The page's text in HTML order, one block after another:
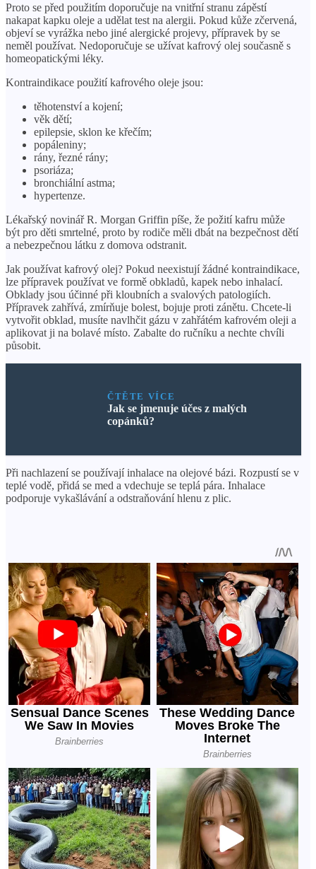
Proto se před použitím doporučuje na vnitřní stranu zápěstí
nakapat kapku oleje a udělat test na alergii. Pokud kůže zčervená,
objeví se vyrážka nebo jiné alergické projevy, přípravek by se
neměl používat. Nedoporučuje se užívat kafrový olej současně s
homeopatickými léky.
Kontraindikace použití kafrového oleje jsou:
těhotenství a kojení;
věk dětí;
epilepsie, sklon ke křečím;
popáleniny;
rány, řezné rány;
psoriáza;
bronchiální astma;
hypertenze.
Lékařský novinář R. Morgan Griffin píše, že požití kafru může
být pro děti smrtelné, proto by rodiče měli dbát na bezpečnost dětí
a nebezpečnou látku z domova odstranit.
Jak používat kafrový olej? Pokud neexistují žádné kontraindikace,
lze přípravek používat ve formě obkladů, kapek nebo inhalací.
Obklady jsou účinné při kloubních a svalových patologiích.
Přípravek zahřívá, zmírňuje bolest, bojuje proti zánětu. Chcete-li
vytvořit obklad, musíte navlhčit gázu v zahřátém kafrovém oleji a
aplikovat ji na bolavé místo. Zabalte do ručníku a nechte chvíli
působit.
ČTĚTE VÍCE
Jak se jmenuje účes z malých
copánků?
Při nachlazení se používají inhalace na olejové bázi. Rozpustí se v
teplé vodě, přidá se med a vdechuje se teplá pára. Inhalace
podporuje vykašlávání a odstraňování hlenu z plic.